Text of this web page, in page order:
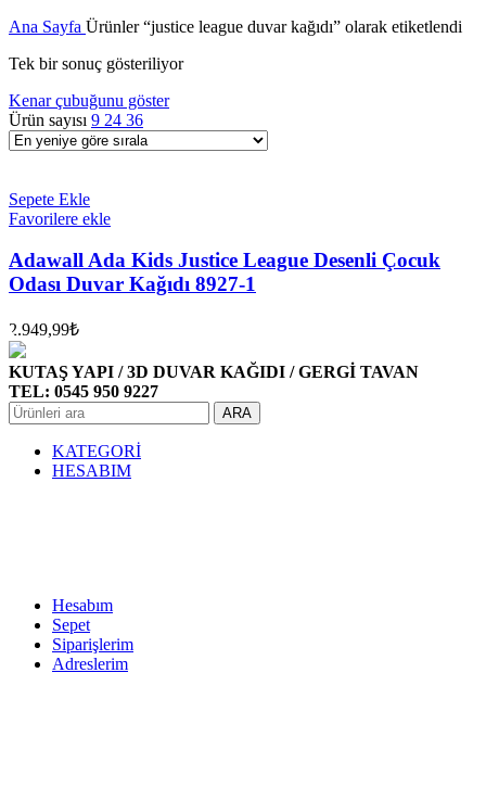
Ana Sayfa Ürünler “justice league duvar kağıdı” olarak etiketlendi
Tek bir sonuç gösteriliyor
Kenar çubuğunu göster
Ürün sayısı 9 24 36
Sepete Ekle
Favorilere ekle
Adawall Ada Kids Justice League Desenli Çocuk
Odası Duvar Kağıdı 8927-1
2.949,99₺
KUTAŞ YAPI / 3D DUVAR KAĞIDI / GERGİ TAVAN
TEL: 0545 950 9227
ARA
KATEGORİ
HESABIM
Hesabım
Sepet
Siparişlerim
Adreslerim